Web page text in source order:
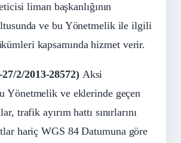
liman başkanlığının
ve bu Yönetmelik ile ilgili
kapsamında hizmet verir.
2/2013-28572) Aksi
Yönetmelik ve eklerinde geçen
trafik ayırım hattı sınırlarını
hariç WGS 84 Datumuna göre